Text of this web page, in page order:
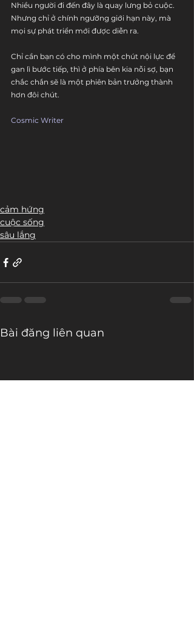
Nhiều người đi đến đây là quay lưng bỏ cuộc.
Nhưng chỉ ở chính ngưỡng giới hạn này, mà
mọi sự phát triển mới được diễn ra.
Chỉ cần bạn có cho mình một chút nội lực để
gan lì bước tiếp, thì ở phía bên kia nỗi sợ, bạn
chắc chắn sẽ là một phiên bản trưởng thành
hơn đôi chút.
Cosmic Writer
cảm hứng
cuộc sống
sâu lắng
Bài đăng liên quan